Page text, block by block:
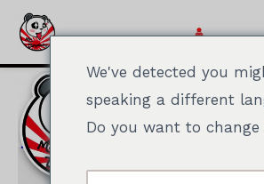
Doorgaan
naar
We've detected you
speaking a different
Do you want to change